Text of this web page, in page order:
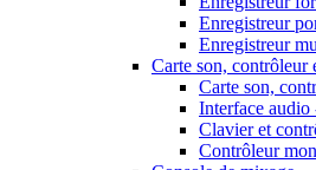
Enregistreur
Enregistreur
Carte son, contrôleur
Carte son,
Interface audio
Clavier et
Contrôleur